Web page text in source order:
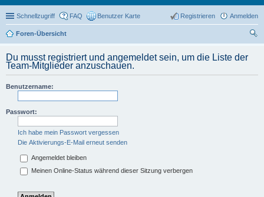
Schnellzugriff FAQ Benutzer Karte Anmelden
Registrieren
Foren-Übersicht
Du musst registriert und angemeldet sein, um die Liste der
Team-Mitglieder anzuschauen.
Benutzername:
Passwort:
Ich habe mein Passwort vergessen
Die Aktivierungs-E-Mail erneut senden
Angemeldet bleiben
Meinen Online-Status während dieser Sitzung verbergen